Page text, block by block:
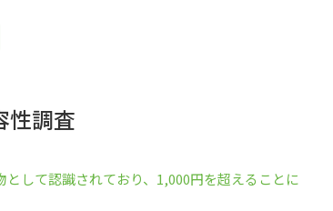
性調査
として認識されており、1,000円を超えることに